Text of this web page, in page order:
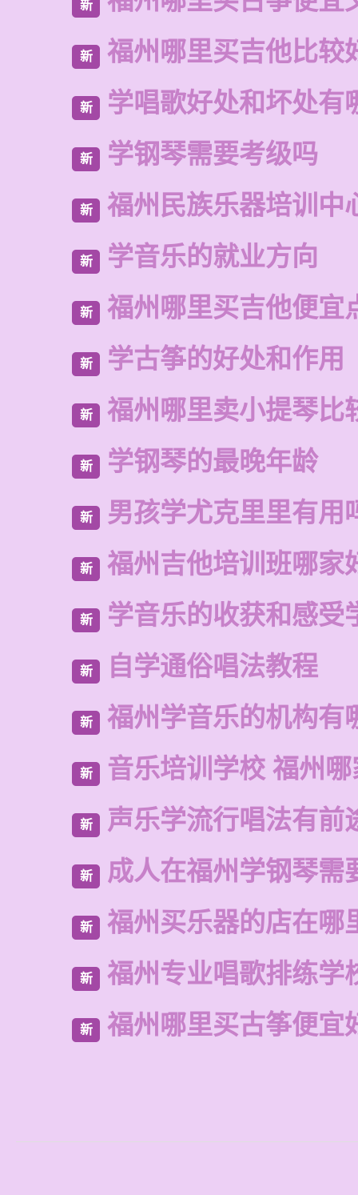
新
新 福州哪里买吉他比较
新 学唱歌好处和坏处有
新 学钢琴需要考级吗
新 福州民族乐器培训中
新 学音乐的就业方向
新 福州哪里买吉他便宜
新 学古筝的好处和作用
新 福州哪里卖小提琴比
新 学钢琴的最晚年龄
新 男孩学尤克里里有用
新 福州吉他培训班哪家
新 学音乐的收获和感受
新 自学通俗唱法教程
新 福州学音乐的机构有
新 音乐培训学校 福州
新 声乐学流行唱法有前
新 成人在福州学钢琴需
新 福州买乐器的店在哪
新 福州专业唱歌排练学
新 福州哪里买古筝便宜